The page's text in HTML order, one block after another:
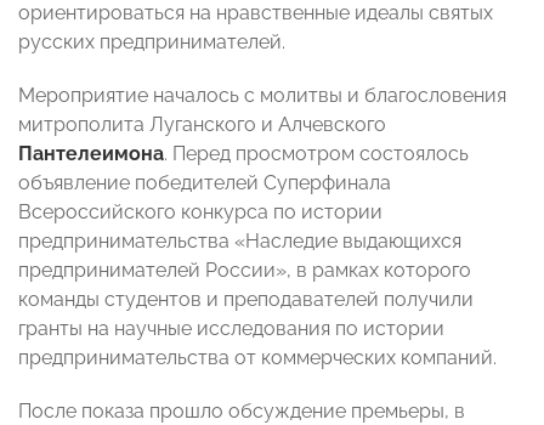
ориентироваться на нравственные идеалы святых
русских предпринимателей.
Мероприятие началось с молитвы и благословения
митрополита Луганского и Алчевского
Пантелеимона. Перед просмотром состоялось
объявление победителей Суперфинала
Всероссийского конкурса по истории
предпринимательства «Наследие выдающихся
предпринимателей России», в рамках которого
команды студентов и преподавателей получили
гранты на научные исследования по истории
предпринимательства от коммерческих компаний.
После показа прошло обсуждение премьеры, в